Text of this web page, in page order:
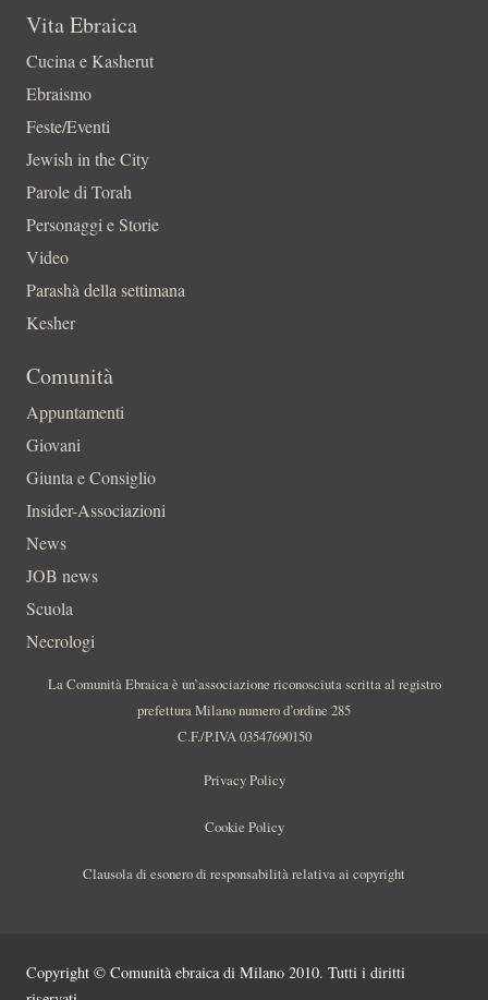
Vita Ebraica
Cucina e Kasherut
Ebraismo
Feste/Eventi
Jewish in the City
Parole di Torah
Personaggi e Storie
Video
Parashà della settimana
Kesher
Comunità
Appuntamenti
Giovani
Giunta e Consiglio
Insider-Associazioni
News
JOB news
Scuola
Necrologi
La Comunità Ebraica è un’associazione riconosciuta scritta al registro
prefettura Milano numero d’ordine 285
C.F./P.IVA 03547690150
Privacy Policy
Cookie Policy
Clausola di esonero di responsabilità relativa ai copyright
Copyright © Comunità ebraica di Milano 2010. Tutti i diritti